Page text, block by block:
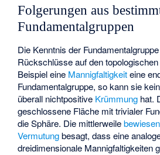
Folgerungen aus
Fundamentalgruppen
Die Kenntnis der
Rückschlüsse auf den
Beispiel eine Mannigfaltigkeiteine
Fundamentalgruppe, so kann sie
überall nichtpositive Krümmung hat.
geschlossene Fläche mit trivialer
die Sphäre. Die mittlerweile
Vermutungbesagt, dass eine
dreidimensionale Mannigfaltigkeiten